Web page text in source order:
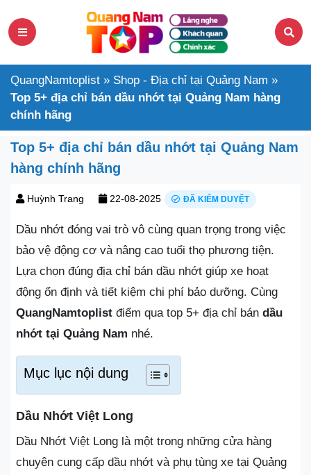
QuangNamtoplist » Shop - Địa chỉ tại Quảng Nam »
Top 5+ địa chỉ bán dầu nhớt tại Quảng Nam hàng
chính hãng
Top 5+ địa chỉ bán dầu nhớt tại Quảng Nam
hàng chính hãng
Huỳnh Trang 22-08-2025 ĐÃ KIỂM DUYỆT
Dầu nhớt đóng vai trò vô cùng quan trọng trong việc
bảo vệ động cơ và nâng cao tuổi thọ phương tiện.
Lựa chọn đúng địa chỉ bán dầu nhớt giúp xe hoạt
động ổn định và tiết kiệm chi phí bảo dưỡng. Cùng
QuangNamtoplist điểm qua top 5+ địa chỉ bán dầu
nhớt tại Quảng Nam nhé.
Mục lục nội dung
Dầu Nhớt Việt Long
Dầu Nhớt Việt Long là một trong những cửa hàng
chuyên cung cấp dầu nhớt và phụ tùng xe tại Quảng